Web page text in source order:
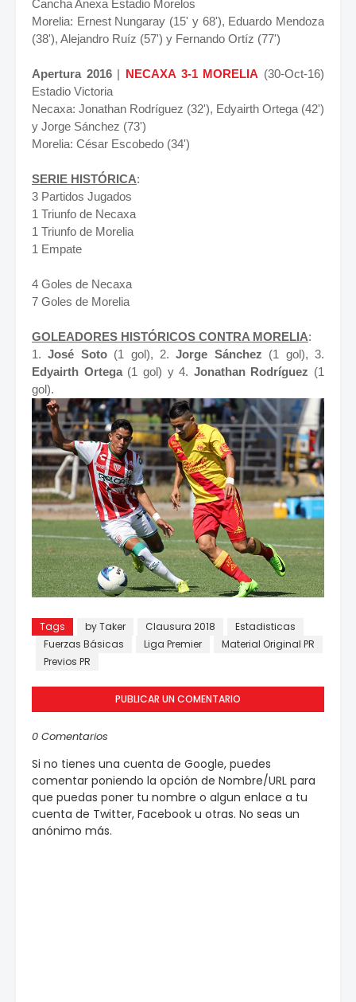
Cancha Anexa Estadio Morelos
Morelia: Ernest Nungaray (15' y 68'), Eduardo Mendoza
(38'), Alejandro Ruíz (57') y Fernando Ortíz (77')
Apertura 2016| NECAXA 3-1 MORELIA (30-Oct-16)
Estadio Victoria
Necaxa: Jonathan Rodríguez (32'), Edyairth Ortega (42')
y Jorge Sánchez (73')
Morelia: César Escobedo (34')
SERIE HISTÓRICA:
3 Partidos Jugados
1 Triunfo de Necaxa
1 Triunfo de Morelia
1 Empate
4 Goles de Necaxa
7 Goles de Morelia
GOLEADORES HISTÓRICOS CONTRA MORELIA:
1.José Soto(1 gol), 2.Jorge Sánchez (1 gol), 3.
Edyairth Ortega(1 gol) y 4. Jonathan Rodríguez (1
gol).
Tags by Taker Clausura 2018
Estadisticas
Fuerzas Básicas
Liga Premier
Material Original PR
Previos PR
PUBLICAR UN COMENTARIO
0 Comentarios
Si no tienes una cuenta de Google, puedes
comentar poniendo la opción de Nombre/URL para
que puedas poner tu nombre o algun enlace a tu
cuenta de Twitter, Facebook u otras. No seas un
anónimo más.